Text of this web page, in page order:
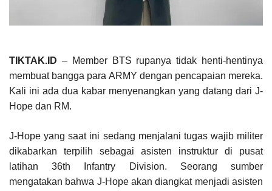
TIKTAK.ID – Member BTS rupanya tidak henti-hentinya
membuat bangga para ARMY dengan pencapaian mereka.
Kali ini ada dua kabar menyenangkan yang datang dari J-
Hope dan RM.
J-Hope yang saat ini sedang menjalani tugas wajib militer
dikabarkan terpilih sebagai asisten instruktur di pusat
latihan 36th Infantry Division. Seorang sumber
mengatakan bahwa J-Hope akan diangkat menjadi asisten